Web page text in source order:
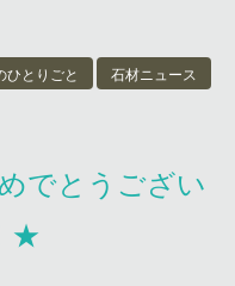
ひとりごと 石材ニュース
でとうござい
★